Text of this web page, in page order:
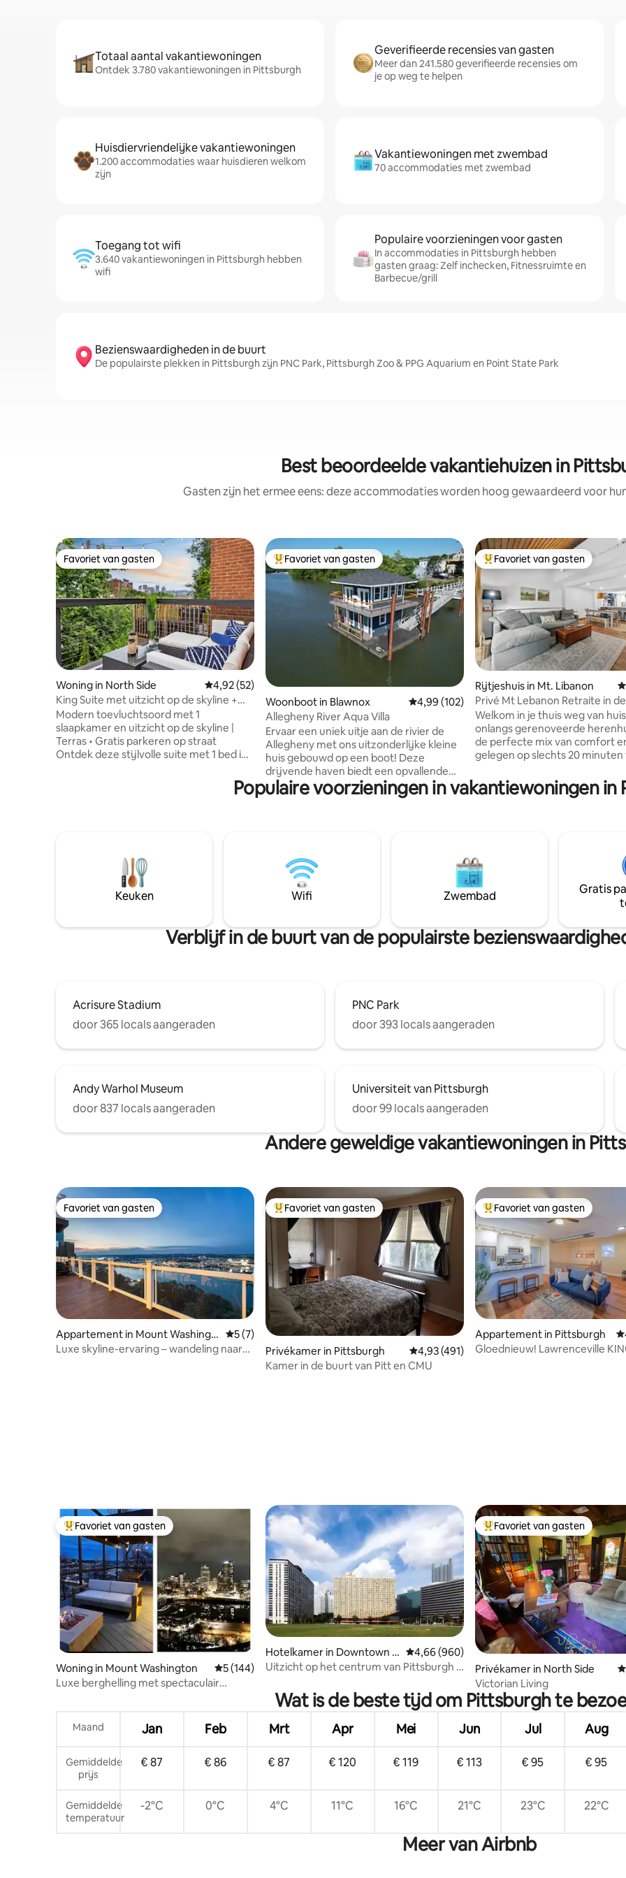
Totaal aantal vakantiewoningen
Ontdek 3.780 vakantiewoningen in Pittsburgh
Geverifieerde recensies van gasten
Meer dan 241.580 geverifieerde recensies om
je op weg te helpen
Huisdiervriendelijke vakantiewoningen
1.200 accommodaties waar huisdieren welkom
zijn
Vakantiewoningen met zwembad
70 accommodaties met zwembad
Toegang tot wifi
3.640 vakantiewoningen in Pittsburgh hebben
wifi
Populaire voorzieningen voor gasten
In accommodaties in Pittsburgh hebben
gasten graag: Zelf inchecken, Fitnessruimte en
Barbecue/grill
Bezienswaardigheden in de buurt
De populairste plekken in Pittsburgh zijn PNC Park, Pittsburgh Zoo & PPG Aquarium en Point State Park
Best beoordeelde vakantiehuizen in
Gasten zijn het ermee eens: deze accommodaties worden hoog gewaardeerd voor
Favoriet van gasten
Favoriet van gasten
Woning in North Side Gemiddelde beoordeling van 4,92 uit 5, 52 recensies
4,92 (52)
King Suite met uitzicht op de skyline +
parkeergelegenheid
Modern toevluchtsoord met 1
slaapkamer en uitzicht op de skyline |
Terras • Gratis parkeren op straat
Ontdek deze stijlvolle suite met 1 bed in
ideaal voor stellen, solo-avonturiers en
de unit ✔️ Gratis off-street parkeren ✔️
Snel rijden naar stadions, Downtown
Pittsburgh, Strip District, Pitt/CMU, &
Topfavoriet van gasten
Favoriet van gasten
Woonboot in Blawnox Gemiddelde beoordeling van 4,99 uit 5, 102
4,99 (102)
Allegheny River Aqua Villa
Ervaar een uniek uitje aan de rivier de
Allegheny met ons uitzonderlijke kleine
huis gebouwd op een boot! Deze
drijvende haven biedt een opvallende
omgekeerde plattegrond met luxe en
een adembenemend uitzicht!
comfort - Complete badkamer met
dubbele regendouchekoppen. Upper
Level - Open Concept Living met tv en
internet, volledig uitgeruste keuken en
Terrasdeuren & Wikkel rond dekken!
Topfavoriet van gasten
Favoriet van gasten
Rijtjeshuis in Mt. Libanon
Privé Mt Lebanon Retraite in
van de luchthaven/het
Welkom in je thuis weg van
onlangs gerenoveerde
de perfecte mix van comfort
gelegen op slechts 20 minuten
van de stad. Ons huis is ideaal
reizigers en is gelegen in een
en winkels. • Twee
kingsize bedden. • Een uitgebreide
keuken, compleet met
ontbijtbar. We kijken ernaar
binnenkort te mogen
Populaire voorzieningen in vakantiewoningen in
Keuken Wifi Zwembad
Gratis
Verblijf in de buurt van de populairste
Acrisure Stadium
door 365 locals aangeraden
PNC Park
door 393 locals aangeraden
Andy Warhol Museum
door 837 locals aangeraden
Universiteit van Pittsburgh
door 99 locals aangeraden
Andere geweldige vakantiewoningen in
Favoriet van gasten
Favoriet van gasten
Appartement in Mount Washingt
on
Gemiddelde beoordeling van 5 uit 5, 7 recensies
5 (7)
Luxe skyline-ervaring – wandeling naar
Topfavoriet van gasten
Favoriet van gasten
Privékamer in Pittsburgh Gemiddelde beoordeling van 4,93 uit 5, 491
4,93 (491)
Kamer in de buurt van Pitt en CMU
Topfavoriet van gasten
Favoriet van gasten
Appartement in Pittsburgh
Gloednieuw! Lawrenceville
Topfavoriet van gasten
Favoriet van gasten
Woning in Mount Washington Gemiddelde beoordeling van 5 uit 5, 144 recensies
5 (144)
Luxe berghelling met spectaculair
Hotelkamer in Downtown Pi
ttsburgh
Gemiddelde beoordeling van 4,66 uit 5, 960
4,66 (960)
Uitzicht op het centrum van Pittsburgh +
Topfavoriet van gasten
Favoriet van gasten
Privékamer in North Side
Victorian Living
Wat is de beste tijd om Pittsburgh te
Maand Jan Feb Mrt Apr Mei Jun Jul Aug
Gemiddelde
prijs
€ 87 € 86 € 87 € 120 € 119 € 113 € 95 € 95
Gemiddelde
temperatuur
-2°C 0°C 4°C 11°C 16°C 21°C 23°C 22°C
Meer van Airbnb